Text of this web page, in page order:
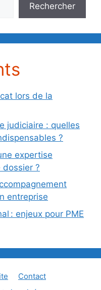
Rechercher
lors de la
judiciaire : quelles
?
expertise
?
entreprise
: enjeux pour PME
Contact